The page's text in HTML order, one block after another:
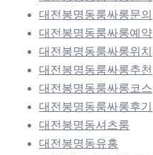
대전봉명동룸싸롱문의
대전봉명동룸싸롱예약
대전봉명동룸싸롱위치
대전봉명동룸싸롱추천
대전봉명동룸싸롱코스
대전봉명동룸싸롱후기
대전봉명동셔츠룸
대전봉명동유흥